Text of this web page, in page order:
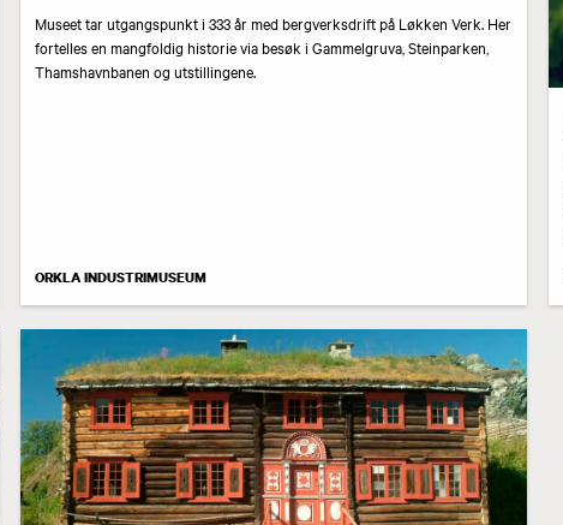
Museet tar utgangspunkt i 333 år med bergverksdrift på Løkken Verk. Her
fortelles en mangfoldig historie via besøk i Gammelgruva, Steinparken,
Thamshavnbanen og utstillingene.
ORKLA INDUSTRIMUSEUM